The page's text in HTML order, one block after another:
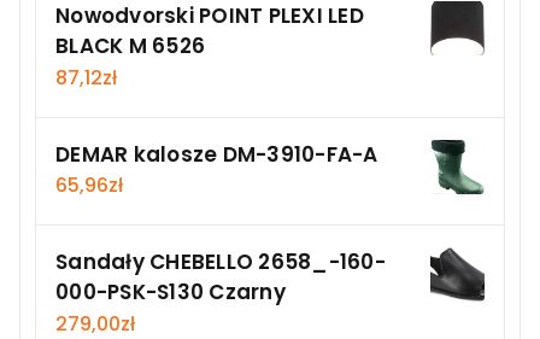
Nowodvorski POINT PLEXI LED
BLACK M 6526
87,12zł
DEMAR kalosze DM-3910-FA-A
65,96zł
Sandały CHEBELLO 2658_-160-
000-PSK-S130 Czarny
279,00zł